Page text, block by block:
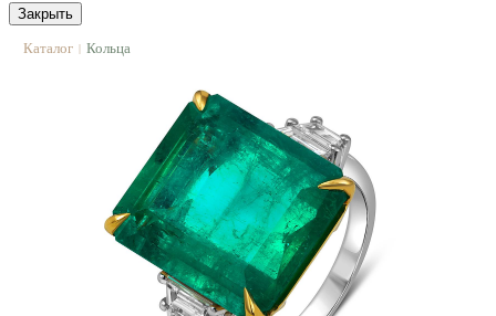
Закрыть
Каталог | Кольца